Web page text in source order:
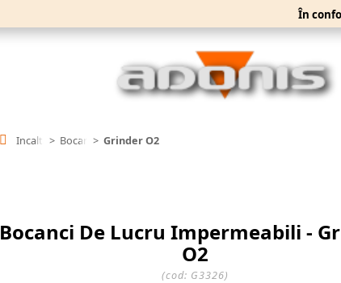
În
IncaltaminteBocanci Grinder O2
Bocanci De Lucru Impermeabili -
O2
(cod: G3326)